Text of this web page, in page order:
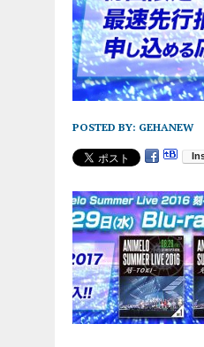
POSTED BY: GEHANEW